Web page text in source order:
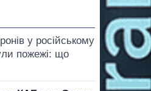
у російському
пожежі: що